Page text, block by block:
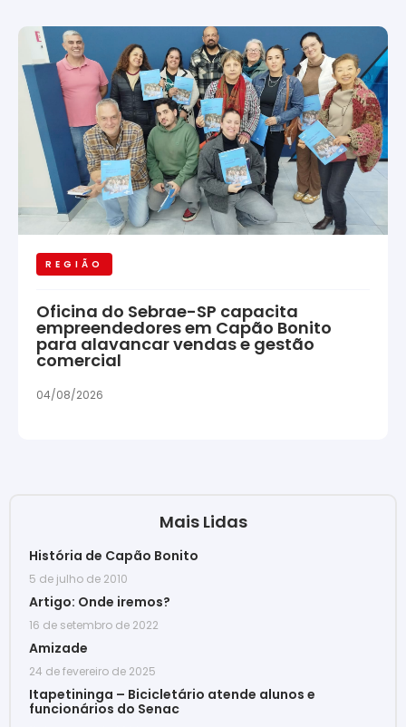
REGIÃO
Oficina do Sebrae-SP capacita
empreendedores em Capão Bonito
para alavancar vendas e gestão
comercial
04/08/2026
Mais Lidas
História de Capão Bonito
5 de julho de 2010
Artigo: Onde iremos?
16 de setembro de 2022
Amizade
24 de fevereiro de 2025
Itapetininga – Bicicletário atende alunos e
funcionários do Senac